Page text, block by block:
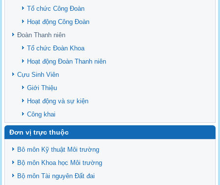
Danh mục tạp chí xuất bản Quốc Tế 2026
Danh Mục các Đề Tài NCKH cấp Tỉnh năm 2024
Văn bản - Quy định
Ban chấp hành Đảng bộ khoa
Tổ chức Công Đoàn
Hoạt động Công Đoàn
Đoàn Thanh niên
Tổ chức Đoàn Khoa
Hoạt động Đoàn Thanh niên
Cựu Sinh Viên
Giới Thiệu
Hoạt động và sự kiện
Công khai
Đơn vị trực thuộc
Bô môn Kỹ thuật Môi trường
Bộ môn Khoa học Môi trường
Bộ môn Tài nguyên Đất đai